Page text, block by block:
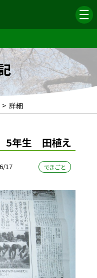
> 詳細
5年生 田植え
17 できごと